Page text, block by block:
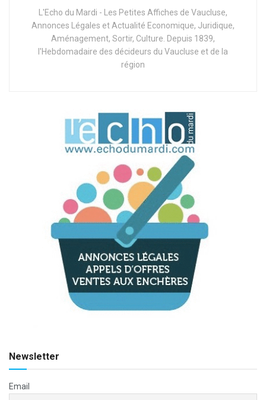
L'Echo du Mardi - Les Petites Affiches de Vaucluse,
Annonces Légales et Actualité Economique, Juridique,
Aménagement, Sortir, Culture. Depuis 1839,
l'Hebdomadaire des décideurs du Vaucluse et de la
région
Newsletter
Email